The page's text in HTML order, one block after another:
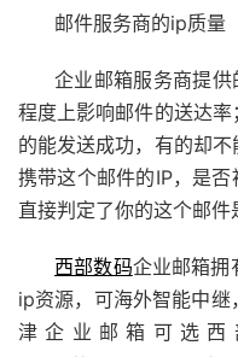
邮件服务商的ip质量
企业邮箱服务商提
程度上影响邮件的送达
的能发送成功，有的却
携带这个邮件的IP，是
直接判定了你的这个邮件
西部数码企业邮箱拥
ip资源，可海外智能中
津企业邮箱可选西